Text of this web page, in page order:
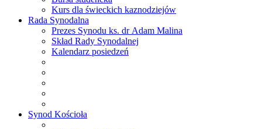
Kurs dla świeckich kaznodziejów
Rada Synodalna
Prezes Synodu ks. dr Adam Malina
Skład Rady Synodalnej
Kalendarz posiedzeń
Synod Kościoła